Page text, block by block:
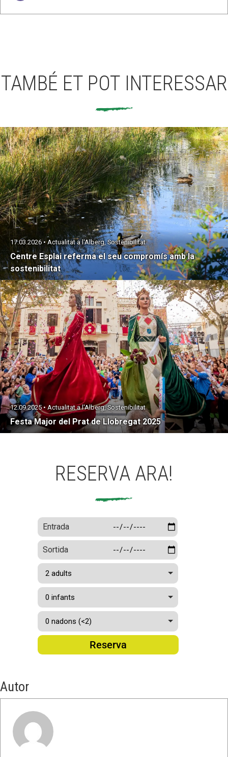
TAMBÉ ET POT INTERESSAR
Centre Esplai referma el seu compromís amb la
sostenibilitat
17.03.2026 • Actualitat a l'Alberg, Sostenibilitat
Festa Major del Prat de Llobregat 2025
12.09.2025 • Actualitat a l'Alberg, Sostenibilitat
RESERVA ARA!
Entrada
Sortida
Reserva
Autor